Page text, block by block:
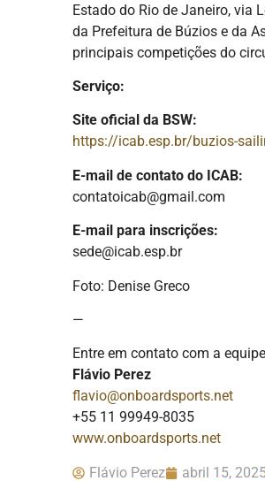
Estado do Rio de Janeiro, via
da Prefeitura de Búzios e da
principais competições do
Serviço:
Site oficial da BSW:
https://icab.esp.br/buzios-
E-mail de contato do ICAB:
contatoicab@gmail.com
E-mail para inscrições:
sede@icab.esp.br
Foto: Denise Greco
—
Entre em contato com a
Flávio Perez
flavio@onboardsports.net
+55 11 99949-8035
www.onboardsports.net
Flávio Perez abril 15,